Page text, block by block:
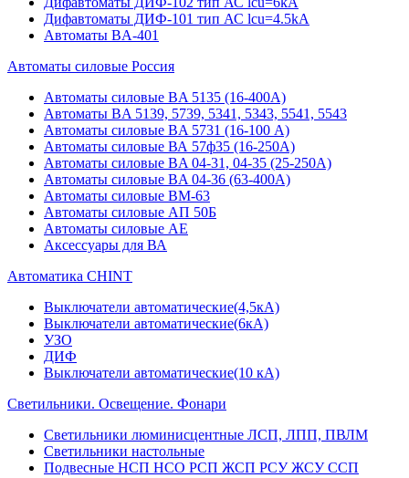
Дифавтоматы ДИФ-101 тип АС lcu=4.5kA
Автоматы BA-401
Автоматы силовые Россия
Автоматы силовые BA 5135 (16-400А)
Автоматы BA 5139, 5739, 5341, 5343, 5541, 5543
Автоматы силовые BA 5731 (16-100 А)
Автоматы силовые ВА 57ф35 (16-250А)
Автоматы силовые BA 04-31, 04-35 (25-250А)
Автоматы силовые BA 04-36 (63-400А)
Автоматы силовые ВМ-63
Автоматы силовые АП 50Б
Автоматы силовые АЕ
Аксессуары для ВА
Автоматика CHINT
Выключатели автоматические(4,5кА)
Выключатели автоматические(6кА)
УЗО
ДИФ
Выключатели автоматические(10 кА)
Светильники. Освещение. Фонари
Светильники люминисцентные ЛСП, ЛПП, ПВЛМ
Светильники настольные
Подвесные НСП НСО РСП ЖСП РСУ ЖСУ ССП